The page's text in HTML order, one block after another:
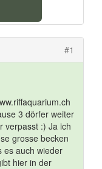
#1
3 dörfer weiter
verpasst :) Ja ich
grosse becken
es auch wieder
hier in der